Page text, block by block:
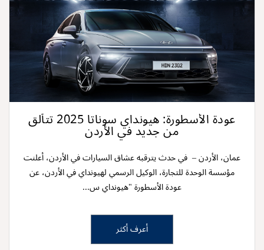
عودة الأسطورة: هيونداي سوناتا ‌‌2025‌‌ تتألق من جديد في الأردن‌
عمان، الأردن –‌‌ ‌‌ في حدث يترقبه عشاق السيارات في الأردن، أعلنت
مؤسسة الوحدة للتجارة، الوكيل الرسمي لهيونداي‌‌ في الأردن، عن
عودة الأسطورة "هيونداي س...
أعرف أكثر